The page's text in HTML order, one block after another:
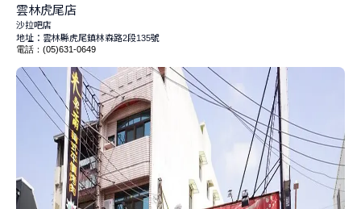
雲林虎尾店
沙拉吧店
地址：雲林縣虎尾鎮林森路2段135號
電話： (05)631-0649